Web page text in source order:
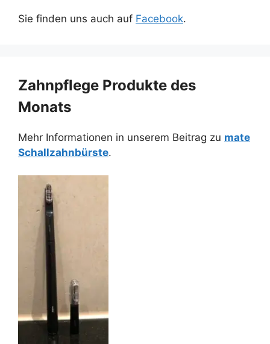
Sie finden uns auch auf Facebook.
Zahnpflege Produkte des
Monats
Mehr Informationen in unserem Beitrag zu mate
Schallzahnbürste.